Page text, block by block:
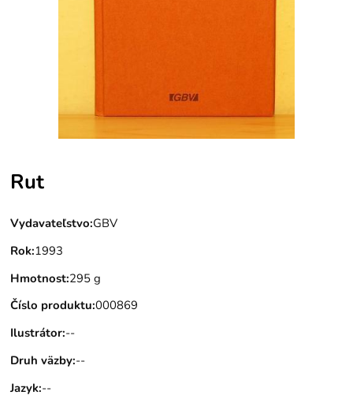
Rut
Vydavateľstvo:GBV
Rok:1993
Hmotnost:295 g
Číslo produktu:000869
Ilustrátor:--
Druh väzby:--
Jazyk:--